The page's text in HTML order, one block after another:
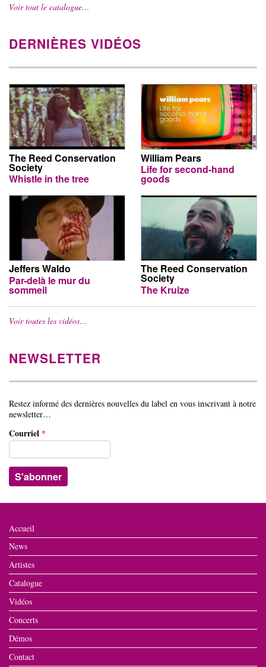
Voir tout le catalogue…
DERNIÈRES VIDÉOS
The Reed Conservation
Society
Whistle in the tree
William Pears
Life for second-hand
goods
Jeffers Waldo
Par-delà le mur du
sommeil
The Reed Conservation
Society
The Kruize
Voir toutes les vidéos…
NEWSLETTER
Restez informé des dernières nouvelles du label en vous inscrivant à notre
newsletter…
Courriel *
Accueil
News
Artistes
Catalogue
Vidéos
Concerts
Démos
Contact